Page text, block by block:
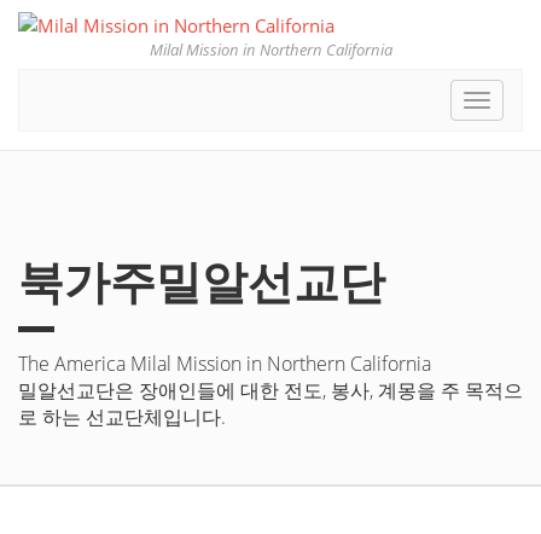
Milal Mission in Northern California
Toggle
북가주밀알선교단
The America Milal Mission in Northern California
밀알선교단은 장애인들에 대한 전도, 봉사, 계몽을 주 목적으
로 하는 선교단체입니다.